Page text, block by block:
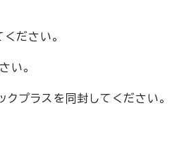
ださい。
い。
プラスを同封してください。